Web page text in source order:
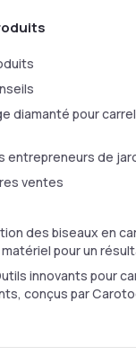
diamanté pour
entrepreneurs de
ventes
des biseaux en
pour un
innovants pour
conçus par